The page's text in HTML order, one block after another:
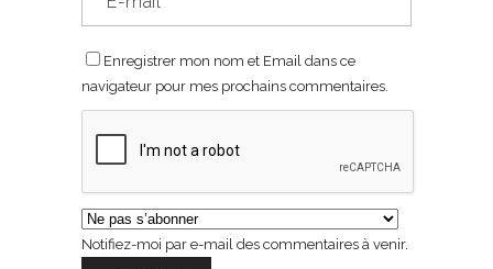
Enregistrer mon nom et Email dans ce
navigateur pour mes prochains commentaires.
Notifiez-moi par e-mail des commentaires à venir.